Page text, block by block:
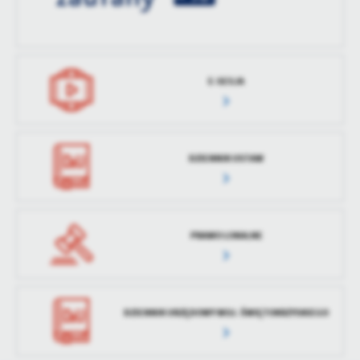
treści w postaci wiadomości, ofert, komunikatów mediów
E-SESJA
DZIENNIK USTAW
PRAWO LOKALNE
DZIENNIK URZĘDOWY WOJ. ŚWIĘTOKRZYSKIEGO